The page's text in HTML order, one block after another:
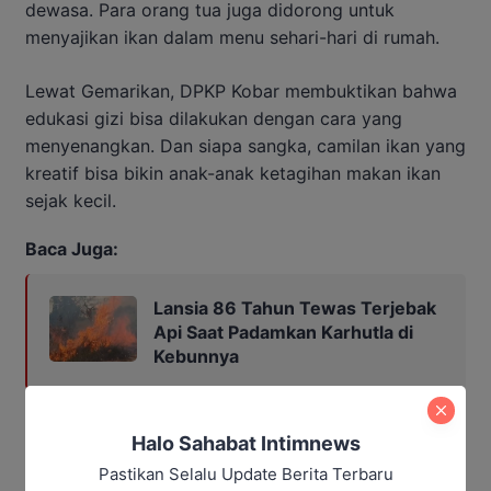
dewasa. Para orang tua juga didorong untuk
menyajikan ikan dalam menu sehari-hari di rumah.
Lewat Gemarikan, DPKP Kobar membuktikan bahwa
edukasi gizi bisa dilakukan dengan cara yang
menyenangkan. Dan siapa sangka, camilan ikan yang
kreatif bisa bikin anak-anak ketagihan makan ikan
sejak kecil.
Baca Juga:
Lansia 86 Tahun Tewas Terjebak
Api Saat Padamkan Karhutla di
Kebunnya
Penulis: Yusro
Editor: Andrian
Halo Sahabat Intimnews
Pastikan Selalu Update Berita Terbaru